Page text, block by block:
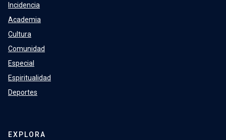
Incidencia
Academia
Cultura
Comunidad
Especial
Espiritualidad
Deportes
EXPLORA